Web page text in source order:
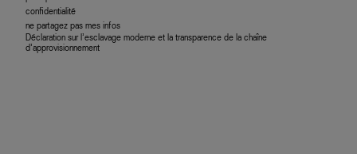
confidentialité
ne partagez pas mes infos
Déclaration sur l’esclavage moderne et la transparence de la chaîne
d’approvisionnement